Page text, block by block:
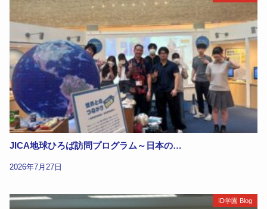
JICA地球ひろば訪問プログラム～日本の…
2026年7月27日
ID学園 Blog